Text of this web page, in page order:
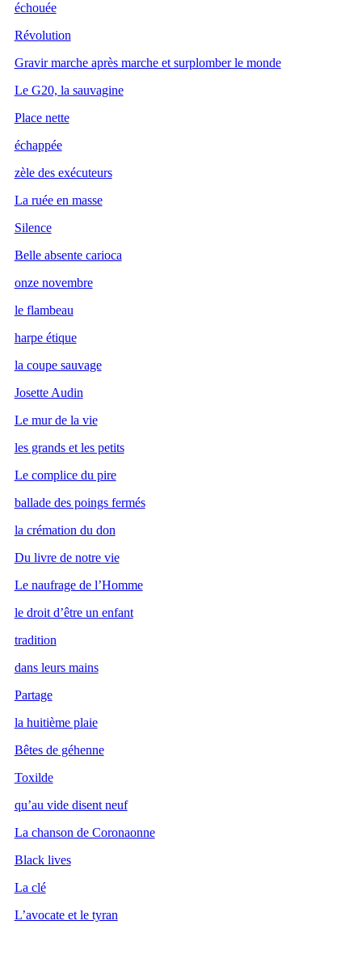
échouée
Révolution
Gravir marche après marche et surplomber le monde
Le G20, la sauvagine
Place nette
échappée
zèle des exécuteurs
La ruée en masse
Silence
Belle absente carioca
onze novembre
le flambeau
harpe étique
la coupe sauvage
Josette Audin
Le mur de la vie
les grands et les petits
Le complice du pire
ballade des poings fermés
la crémation du don
Du livre de notre vie
Le naufrage de l’Homme
le droit d’être un enfant
tradition
dans leurs mains
Partage
la huitième plaie
Bêtes de géhenne
Toxilde
qu’au vide disent neuf
La chanson de Coronaonne
Black lives
La clé
L’avocate et le tyran